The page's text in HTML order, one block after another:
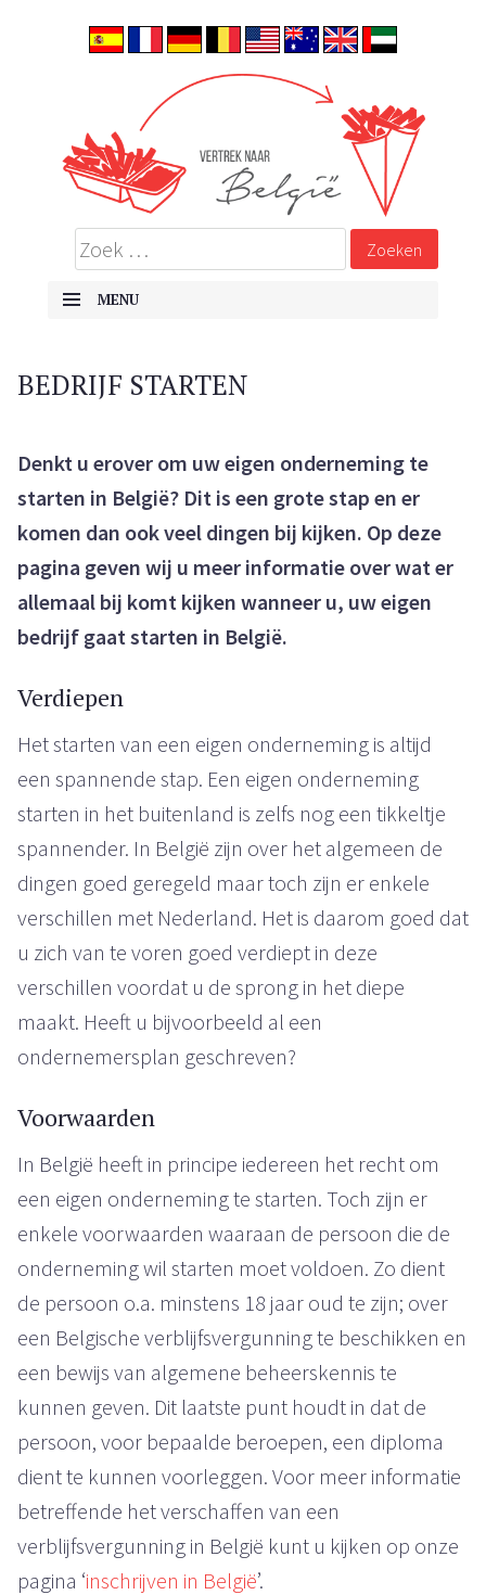
Vertrek naar België
ALLES OVER EMIGREREN NAAR BELGIË
MENU
BEDRIJF STARTEN
Denkt u erover om uw eigen onderneming te
starten in België? Dit is een grote stap en er
komen dan ook veel dingen bij kijken. Op deze
pagina geven wij u meer informatie over wat er
allemaal bij komt kijken wanneer u, uw eigen
bedrijf gaat starten in België.
Verdiepen
Het starten van een eigen onderneming is altijd
een spannende stap. Een eigen onderneming
starten in het buitenland is zelfs nog een tikkeltje
spannender. In België zijn over het algemeen de
dingen goed geregeld maar toch zijn er enkele
verschillen met Nederland. Het is daarom goed dat
u zich van te voren goed verdiept in deze
verschillen voordat u de sprong in het diepe
maakt. Heeft u bijvoorbeeld al een
ondernemersplan geschreven?
Voorwaarden
In België heeft in principe iedereen het recht om
een eigen onderneming te starten. Toch zijn er
enkele voorwaarden waaraan de persoon die de
onderneming wil starten moet voldoen. Zo dient
de persoon o.a. minstens 18 jaar oud te zijn; over
een Belgische verblijfsvergunning te beschikken en
een bewijs van algemene beheerskennis te
kunnen geven. Dit laatste punt houdt in dat de
persoon, voor bepaalde beroepen, een diploma
dient te kunnen voorleggen. Voor meer informatie
betreffende het verschaffen van een
verblijfsvergunning in België kunt u kijken op onze
pagina ‘inschrijven in België’.